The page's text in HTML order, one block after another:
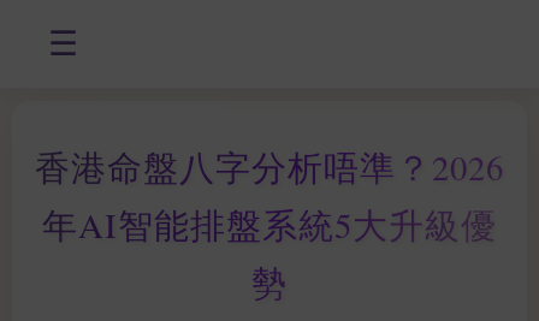
☰
香港命盤八字分析唔準？2026
年AI智能排盤系統5大升級優
勢